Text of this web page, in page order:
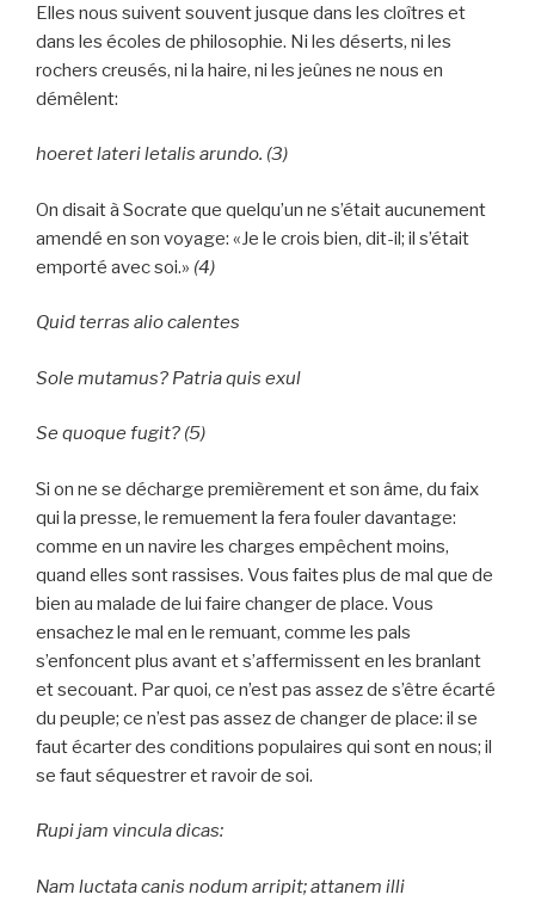
Elles nous suivent souvent jusque dans les cloîtres et
dans les écoles de philosophie. Ni les déserts, ni les
rochers creusés, ni la haire, ni les jeûnes ne nous en
démêlent:
hoeret lateri letalis arundo. (3)
On disait à Socrate que quelqu’un ne s’était aucunement
amendé en son voyage: «Je le crois bien, dit-il; il s’était
emporté avec soi.» (4)
Quid terras alio calentes
Sole mutamus? Patria quis exul
Se quoque fugit? (5)
Si on ne se décharge premièrement et son âme, du faix
qui la presse, le remuement la fera fouler davantage:
comme en un navire les charges empêchent moins,
quand elles sont rassises. Vous faites plus de mal que de
bien au malade de lui faire changer de place. Vous
ensachez le mal en le remuant, comme les pals
s’enfoncent plus avant et s’affermissent en les branlant
et secouant. Par quoi, ce n’est pas assez de s’être écarté
du peuple; ce n’est pas assez de changer de place: il se
faut écarter des conditions populaires qui sont en nous; il
se faut séquestrer et ravoir de soi.
Rupi jam vincula dicas:
Nam luctata canis nodum arripit; attanem illi